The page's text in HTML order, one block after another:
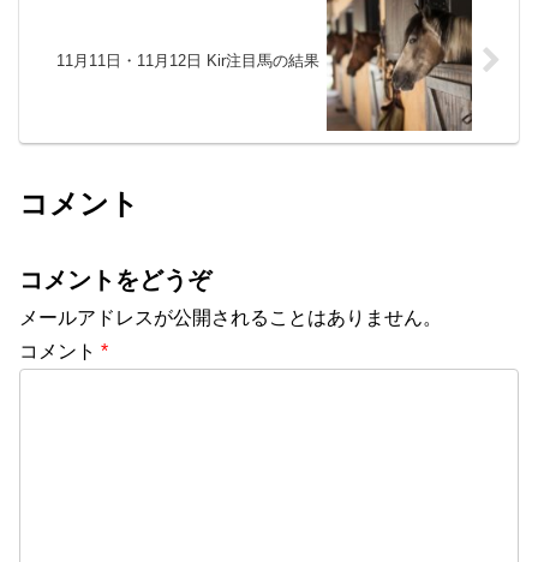
11月11日・11月12日 Kir注目馬の結果
コメント
コメントをどうぞ
メールアドレスが公開されることはありません。
コメント *